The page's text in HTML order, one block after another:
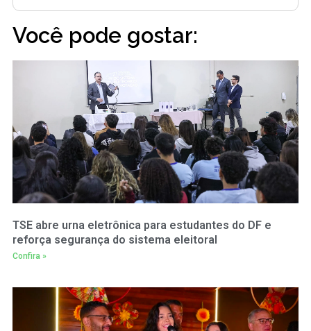
Você pode gostar:
TSE abre urna eletrônica para estudantes do DF e
reforça segurança do sistema eleitoral
Confira »